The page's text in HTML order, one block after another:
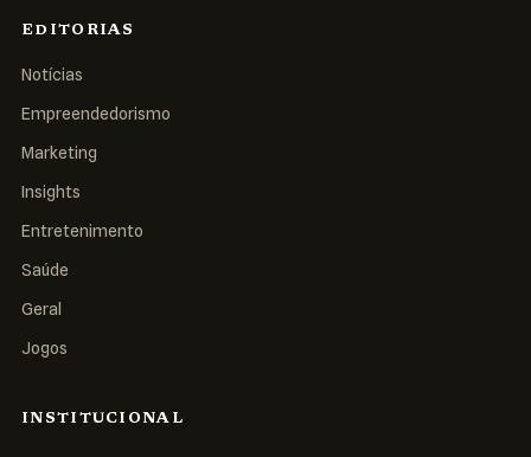
EDITORIAS
Notícias
Empreendedorismo
Marketing
Insights
Entretenimento
Saúde
Geral
Jogos
INSTITUCIONAL